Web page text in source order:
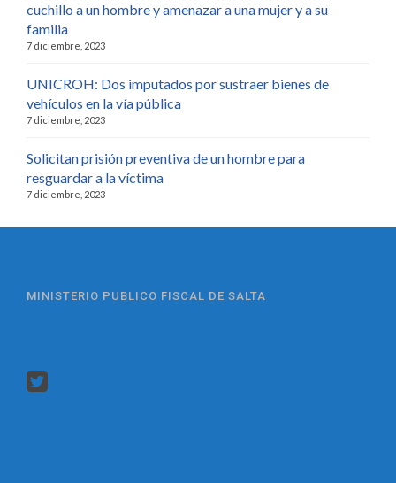
cuchillo a un hombre y amenazar a una mujer y a su
familia
7 diciembre, 2023
UNICROH: Dos imputados por sustraer bienes de
vehículos en la vía pública
7 diciembre, 2023
Solicitan prisión preventiva de un hombre para
resguardar a la víctima
7 diciembre, 2023
MINISTERIO PUBLICO FISCAL DE SALTA